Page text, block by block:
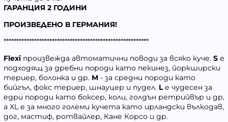
ГАРАНЦИЯ 2 ГОДИНИ
ПРОИЗВЕДЕНО В ГЕРМАНИЯ!
*********************************************************
Flexi произвежда автоматични поводи за всяко куче. S е
подходящ за дребни породи като пекинез, йоркширски
териер, болонка и др. M - за средни породи като
бийгъл, фокс териер, шнауцер и пудел. Lе чудесен за
едри породи като боксер, коли, голдън ретрийвър и др,
а XL е за много големи кучета като ирландски вълкодав,
дог, мастиф, ротвайлер, Кане Корсо и др.